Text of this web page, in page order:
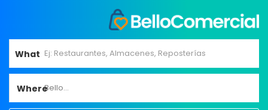
What
WhereBello...